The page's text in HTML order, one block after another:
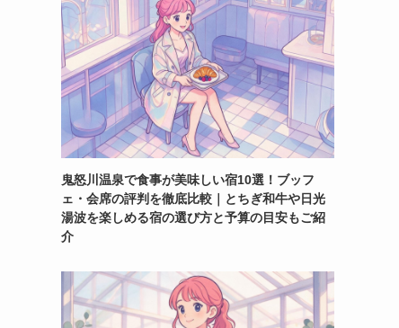
鬼怒川温泉で食事が美味しい宿10選！ブッフ
ェ・会席の評判を徹底比較｜とちぎ和牛や日光
湯波を楽しめる宿の選び方と予算の目安もご紹
介